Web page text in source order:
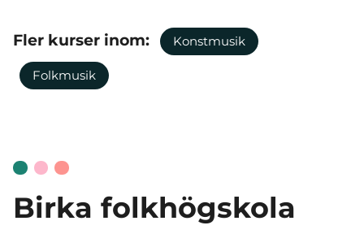
Fler kurser inom: Konstmusik
Folkmusik
Birka folkhögskola